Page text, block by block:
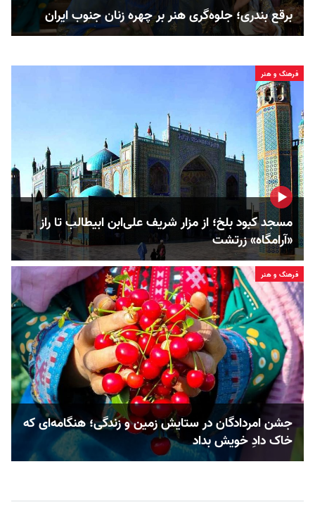
برقع بندری؛ جلوه‌گری هنر بر چهره زنان جنوب ایران
فرهنگ و هنر
مسجد کبود بلخ؛ از مزار شریف علی‌ابن ابیطالب تا راز
«آرامگاه» زرتشت
فرهنگ و هنر
جشن امردادگان در ستایش زمین و زندگی؛ هنگامه‌ای که
خاک دادِ خویش بداد